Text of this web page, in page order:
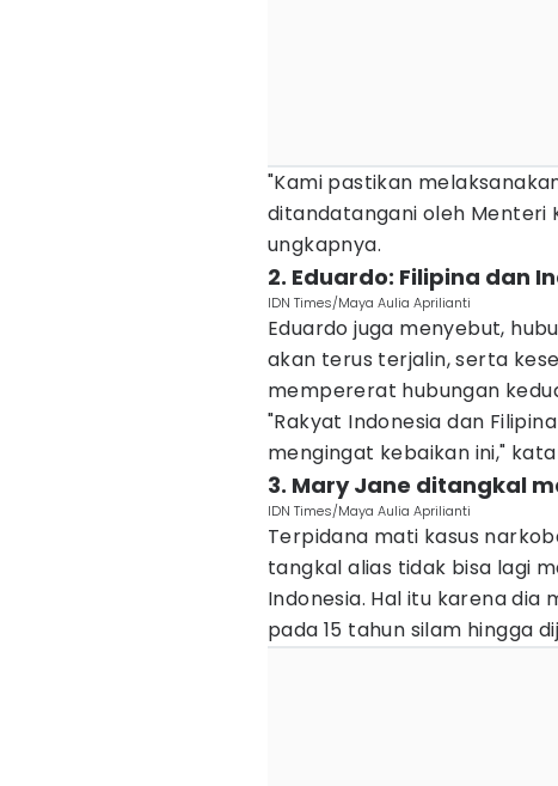
"Kami pastikan
ditandatangani oleh Menteri
ungkapnya.
2. Eduardo: Filipina dan
IDN Times/Maya Aulia Aprilianti
Eduardo juga menyebut,
akan terus terjalin, serta
mempererat hubungan
"Rakyat Indonesia dan
mengingat kebaikan ini,"
3. Mary Jane ditangkal
IDN Times/Maya Aulia Aprilianti
Terpidana mati kasus
tangkal alias tidak bisa lagi
Indonesia. Hal itu karena
pada 15 tahun silam hingga